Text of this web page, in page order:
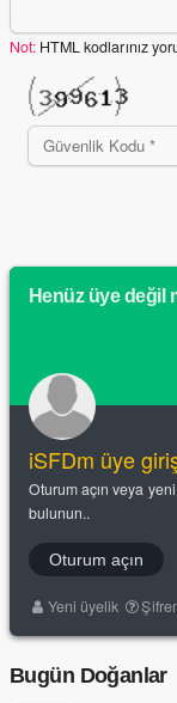
Not: HTML kodlarınız
Henüz üye değil
iSFDm üye
Oturum açın veya
bulunun..
Oturum açın
Yeni üyelik
Bugün Doğanlar